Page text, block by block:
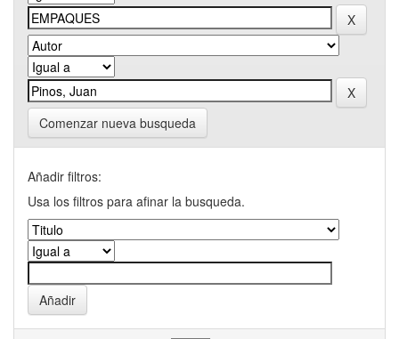
Comenzar nueva busqueda
Añadir filtros:
Usa los filtros para afinar la busqueda.